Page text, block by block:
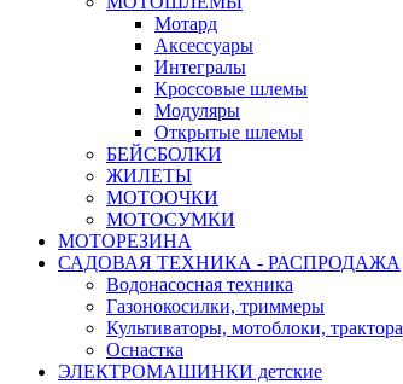
Мотард
Аксессуары
Интегралы
Кроссовые шлемы
Модуляры
Открытые шлемы
БЕЙСБОЛКИ
ЖИЛЕТЫ
МОТООЧКИ
МОТОСУМКИ
МОТОРЕЗИНА
САДОВАЯ ТЕХНИКА - РАСПРОДАЖА
Водонасосная техника
Газонокосилки, триммеры
Культиваторы, мотоблоки, трактора
Оснастка
ЭЛЕКТРОМАШИНКИ детские